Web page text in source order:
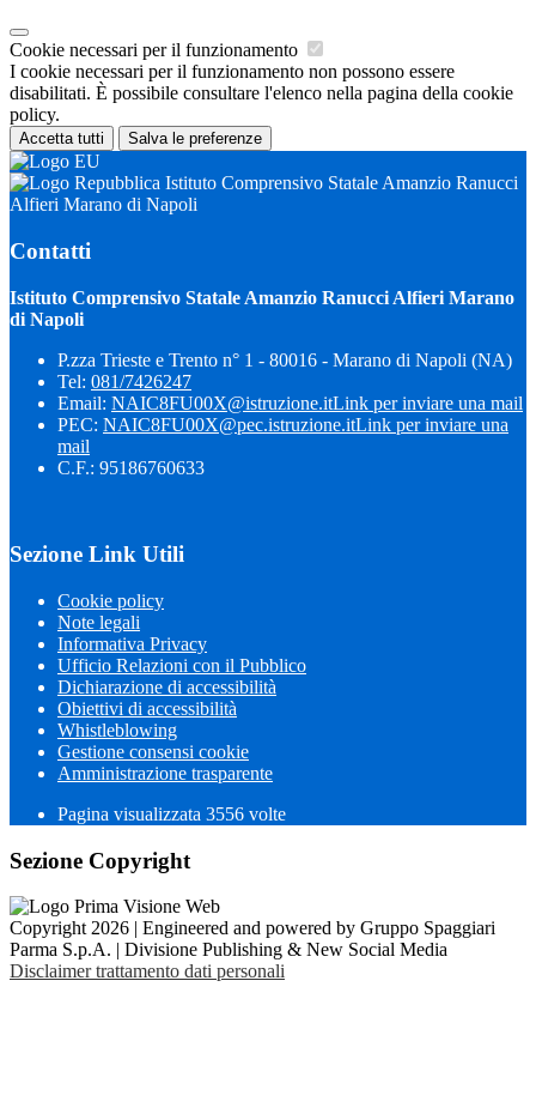
Cookie necessari per il funzionamento
I cookie necessari per il funzionamento non possono essere
disabilitati. È possibile consultare l'elenco nella pagina della cookie
policy.
Accetta tutti Salva le preferenze
Istituto Comprensivo Statale Amanzio Ranucci
Alfieri Marano di Napoli
Contatti
Istituto Comprensivo Statale Amanzio Ranucci Alfieri Marano
di Napoli
P.zza Trieste e Trento n° 1 - 80016 - Marano di Napoli (NA)
Tel: 081/7426247
Email: NAIC8FU00X@istruzione.itLink per inviare una mail
PEC: NAIC8FU00X@pec.istruzione.itLink per inviare una
mail
C.F.: 95186760633
Sezione Link Utili
Cookie policy
Note legali
Informativa Privacy
Ufficio Relazioni con il Pubblico
Dichiarazione di accessibilità
Obiettivi di accessibilità
Whistleblowing
Gestione consensi cookie
Amministrazione trasparente
Pagina visualizzata 3556 volte
Sezione Copyright
Copyright 2026 | Engineered and powered by Gruppo Spaggiari
Parma S.p.A. | Divisione Publishing & New Social Media
Disclaimer trattamento dati personali